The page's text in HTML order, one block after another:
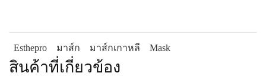
Esthepro มาส์ก มาส์กเกาหลี Mask
สินค้าที่เกี่ยวข้อง